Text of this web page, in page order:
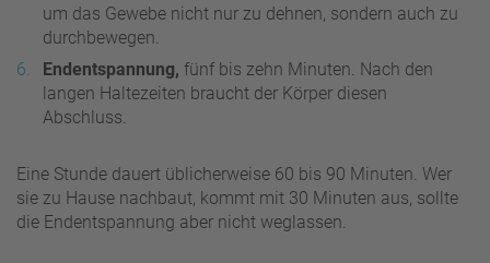
um das Gewebe nicht nur zu dehnen, sondern auch zu
durchbewegen.
Endentspannung, fünf bis zehn Minuten. Nach den
langen Haltezeiten braucht der Körper diesen
Abschluss.
Eine Stunde dauert üblicherweise 60 bis 90 Minuten. Wer
sie zu Hause nachbaut, kommt mit 30 Minuten aus, sollte
die Endentspannung aber nicht weglassen.